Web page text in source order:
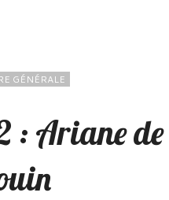
GÉNÉRALE
: Ariane